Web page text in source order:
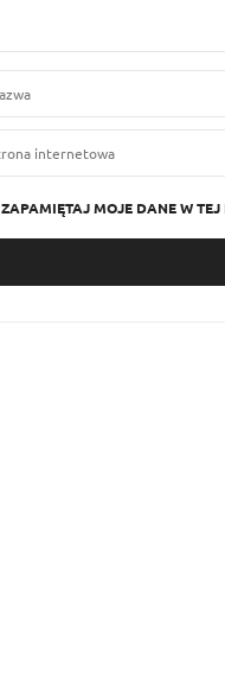
ZAPAMIĘTAJ MOJE DANE W